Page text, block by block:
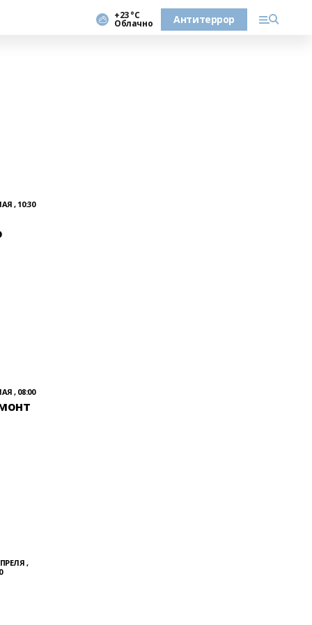
+23 °С
Облачно Антитеррор
, 10:30
, 08:00
,